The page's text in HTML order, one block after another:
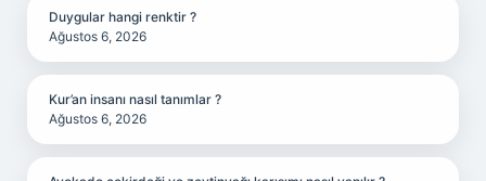
Duygular hangi renktir ?
Ağustos 6, 2026
Kur’an insanı nasıl tanımlar ?
Ağustos 6, 2026